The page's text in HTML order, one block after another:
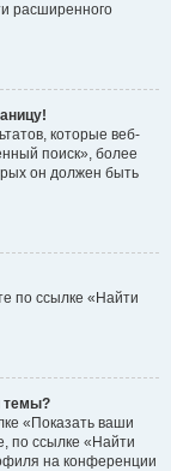
расширенного
которые веб-
поиск», более
он должен быть
по ссылке «Найти
темы?
«Показать ваши
по ссылке «Найти
на конференции